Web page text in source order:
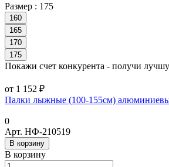
Размер : 175
160
165
170
175
Покажи счет конкурента - получи
от 1 152 ₽
Палки лыжные (100-155см)
0
Арт. НФ-210519
В корзину
В корзину